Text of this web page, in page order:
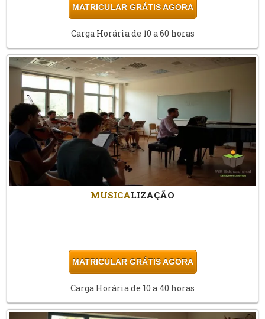
MATRICULAR GRÁTIS AGORA
Carga Horária de 10 a 60 horas
MUSICALIZAÇÃO
MATRICULAR GRÁTIS AGORA
Carga Horária de 10 a 40 horas